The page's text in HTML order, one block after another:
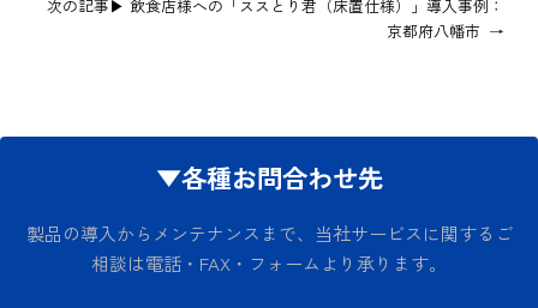
次の記事▶ 飲食店様への「ススとり君（床置仕様）」導入事例：
京都府八幡市 →
▼各種お問合わせ先
製品の導入からメンテナンスまで、当社サービスに関するご
相談は電話・FAX・フォームより承ります。